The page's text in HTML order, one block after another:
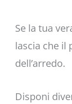
Se la tua
lascia che il
dell’arredo.
Disponi